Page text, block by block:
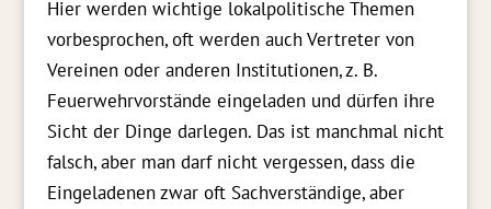
Hier werden wichtige lokalpolitische Themen
vorbesprochen, oft werden auch Vertreter von
Vereinen oder anderen Institutionen, z. B.
Feuerwehrvorstände eingeladen und dürfen ihre
Sicht der Dinge darlegen. Das ist manchmal nicht
falsch, aber man darf nicht vergessen, dass die
Eingeladenen zwar oft Sachverständige, aber